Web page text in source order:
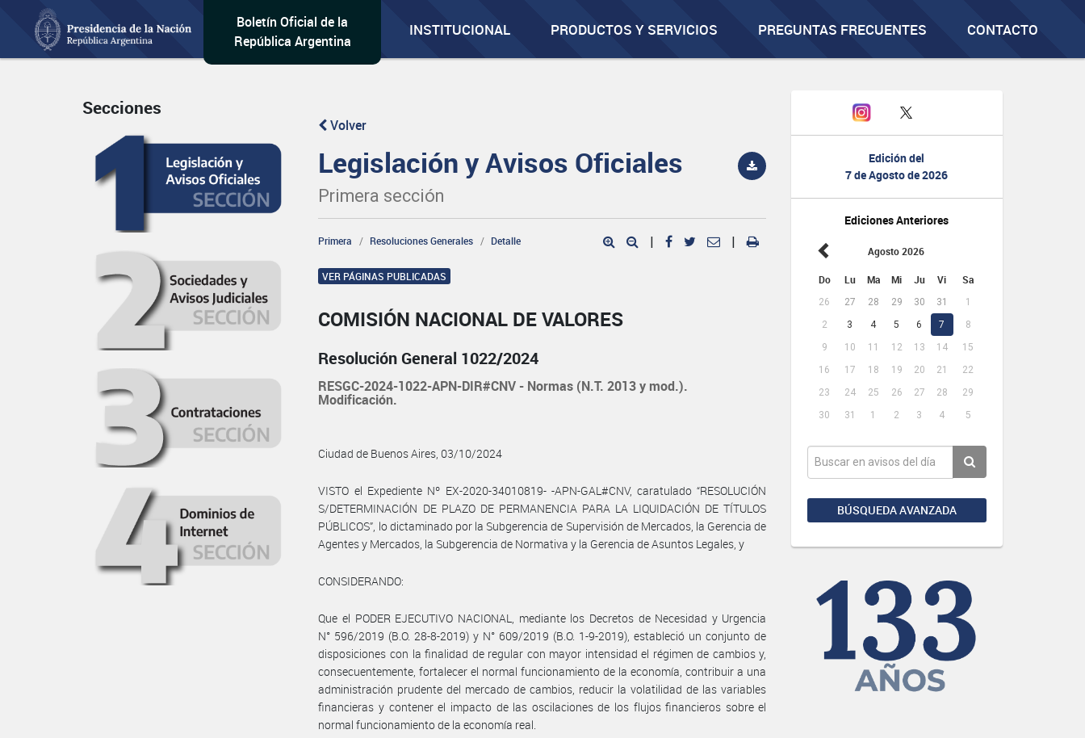
Boletín Oficial de la
República Argentina
INSTITUCIONAL PRODUCTOS Y SERVICIOS PREGUNTAS FRECUENTES CONTACTO
Edición del
7 de Agosto de 2026
Ediciones Anteriores
Agosto 2026
Do Lu Ma Mi Ju Vi Sa
26 27 28 29 30 31
1
2
3 4 5 6 7
8
9
10 11 12 13 14
15
16
17 18 19 20 21
22
23
24 25 26 27 28
29
30
31 1 2 3 4 5
BÚSQUEDA AVANZADA
Secciones
Volver
Legislación y Avisos Oficiales
Primera sección
Primera Resoluciones Generales Detalle | |
VER PÁGINAS PUBLICADAS
COMISIÓN NACIONAL DE VALORES
Resolución General 1022/2024
RESGC-2024-1022-APN-DIR#CNV - Normas (N.T. 2013 y mod.).
Modificación.
Ciudad de Buenos Aires, 03/10/2024
VISTO el Expediente Nº EX-2020-34010819- -APN-GAL#CNV, caratulado “RESOLUCIÓN
S/DETERMINACIÓN DE PLAZO DE PERMANENCIA PARA LA LIQUIDACIÓN DE TÍTULOS
PÚBLICOS”, lo dictaminado por la Subgerencia de Supervisión de Mercados, la Gerencia de
Agentes y Mercados, la Subgerencia de Normativa y la Gerencia de Asuntos Legales, y
CONSIDERANDO:
Que el PODER EJECUTIVO NACIONAL, mediante los Decretos de Necesidad y Urgencia
N° 596/2019 (B.O. 28-8-2019) y N° 609/2019 (B.O. 1-9-2019), estableció un conjunto de
disposiciones con la finalidad de regular con mayor intensidad el régimen de cambios y,
consecuentemente, fortalecer el normal funcionamiento de la economía, contribuir a una
administración prudente del mercado de cambios, reducir la volatilidad de las variables
financieras y contener el impacto de las oscilaciones de los flujos financieros sobre el
normal funcionamiento de la economía real.